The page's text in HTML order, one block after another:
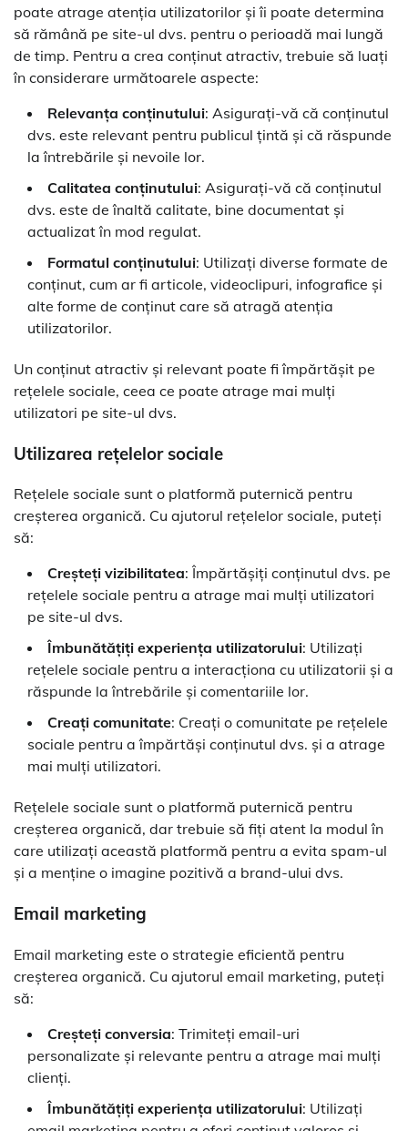
poate atrage atenția utilizatorilor și îi poate determina
să rămână pe site-ul dvs. pentru o perioadă mai lungă
de timp. Pentru a crea conținut atractiv, trebuie să luați
în considerare următoarele aspecte:
Relevanța conținutului: Asigurați-vă că conținutul
dvs. este relevant pentru publicul țintă și că răspunde
la întrebările și nevoile lor.
Calitatea conținutului: Asigurați-vă că conținutul
dvs. este de înaltă calitate, bine documentat și
actualizat în mod regulat.
Formatul conținutului: Utilizați diverse formate de
conținut, cum ar fi articole, videoclipuri, infografice și
alte forme de conținut care să atragă atenția
utilizatorilor.
Un conținut atractiv și relevant poate fi împărtășit pe
rețelele sociale, ceea ce poate atrage mai mulți
utilizatori pe site-ul dvs.
Utilizarea rețelelor sociale
Rețelele sociale sunt o platformă puternică pentru
creșterea organică. Cu ajutorul rețelelor sociale, puteți
să:
Creșteți vizibilitatea: Împărtășiți conținutul dvs. pe
rețelele sociale pentru a atrage mai mulți utilizatori
pe site-ul dvs.
Îmbunătățiți experiența utilizatorului: Utilizați
rețelele sociale pentru a interacționa cu utilizatorii și a
răspunde la întrebările și comentariile lor.
Creați comunitate: Creați o comunitate pe rețelele
sociale pentru a împărtăși conținutul dvs. și a atrage
mai mulți utilizatori.
Rețelele sociale sunt o platformă puternică pentru
creșterea organică, dar trebuie să fiți atent la modul în
care utilizați această platformă pentru a evita spam-ul
și a menține o imagine pozitivă a brand-ului dvs.
Email marketing
Email marketing este o strategie eficientă pentru
creșterea organică. Cu ajutorul email marketing, puteți
să:
Creșteți conversia: Trimiteți email-uri
personalizate și relevante pentru a atrage mai mulți
clienți.
Îmbunătățiți experiența utilizatorului: Utilizați